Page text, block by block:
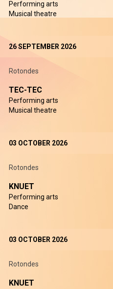
Performing arts
Musical theatre
26 SEPTEMBER 2026
Rotondes
TEC-TEC
Performing arts
Musical theatre
03 OCTOBER 2026
Rotondes
KNUET
Performing arts
Dance
03 OCTOBER 2026
Rotondes
KNUET